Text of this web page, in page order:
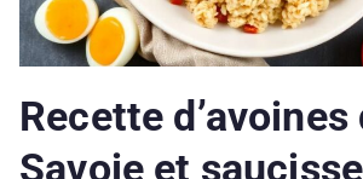
Recette d’avoines
Savoie et